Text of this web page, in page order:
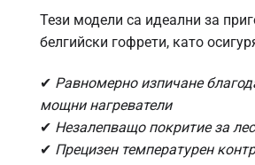
Тези модели са идеални за
белгийски гофрети, като
✔ Равномерно изпичане
мощни нагреватели
✔ Незалепващо покритие за
✔ Прецизен температурен